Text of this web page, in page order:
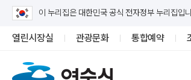
이 누리집은 대한민국 공식 전자정부 누리집입
열린시장실 관광문화 통합예약